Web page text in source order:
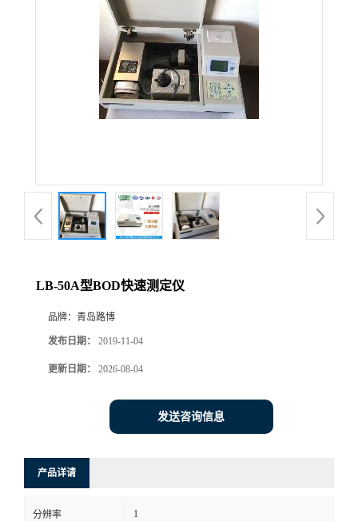
品
厅
LB-50A型BOD快速测定仪
品牌： 青岛路博
发布日期： 2019-11-04
更新日期： 2026-08-04
发送咨询信息
产品详请
分辨率 1